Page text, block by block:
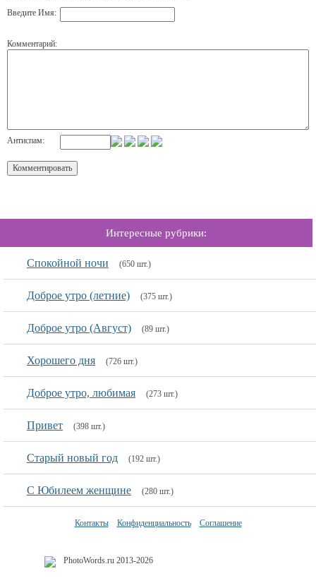
Введите Имя:
Комментарий:
Антиспам:
Интересные рубрики:
Спокойной ночи (650 шт.)
Доброе утро (летние) (375 шт.)
Доброе утро (Август) (89 шт.)
Хорошего дня (726 шт.)
Доброе утро, любимая (273 шт.)
Привет (398 шт.)
Старый новый год (192 шт.)
С Юбилеем женщине (280 шт.)
Контакты Конфиденциальность Соглашение
PhotoWords.ru 2013-2026